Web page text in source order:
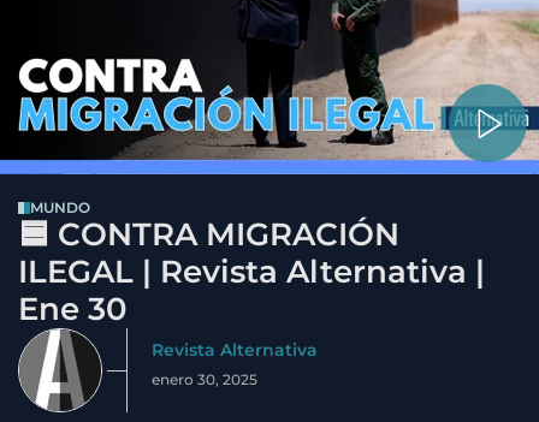
MUNDO
🟦 CONTRA MIGRACIÓN
ILEGAL | Revista Alternativa |
Ene 30
Revista Alternativa
enero 30, 2025